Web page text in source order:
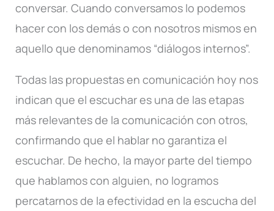
conversar. Cuando conversamos lo podemos
hacer con los demás o con nosotros mismos en
aquello que denominamos “diálogos internos”.
Todas las propuestas en comunicación hoy nos
indican que el escuchar es una de las etapas
más relevantes de la comunicación con otros,
confirmando que el hablar no garantiza el
escuchar. De hecho, la mayor parte del tiempo
que hablamos con alguien, no logramos
percatarnos de la efectividad en la escucha del